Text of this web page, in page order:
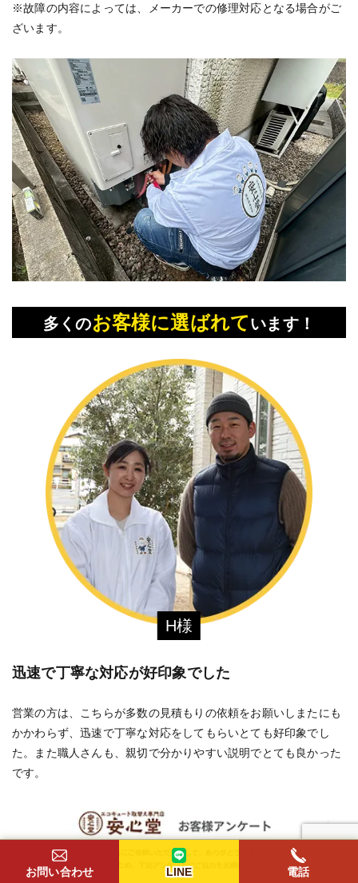
※故障の内容によっては、メーカーでの修理対応となる場合がご
ざいます。
多くのお客様に選ばれています！
H様
迅速で丁寧な対応が好印象でした
営業の方は、こちらが多数の見積もりの依頼をお願いしまたにも
かかわらず、迅速で丁寧な対応をしてもらいとても好印象でし
た。また職人さんも、親切で分かりやすい説明でとても良かった
です。
お問い合わせ LINE 電話